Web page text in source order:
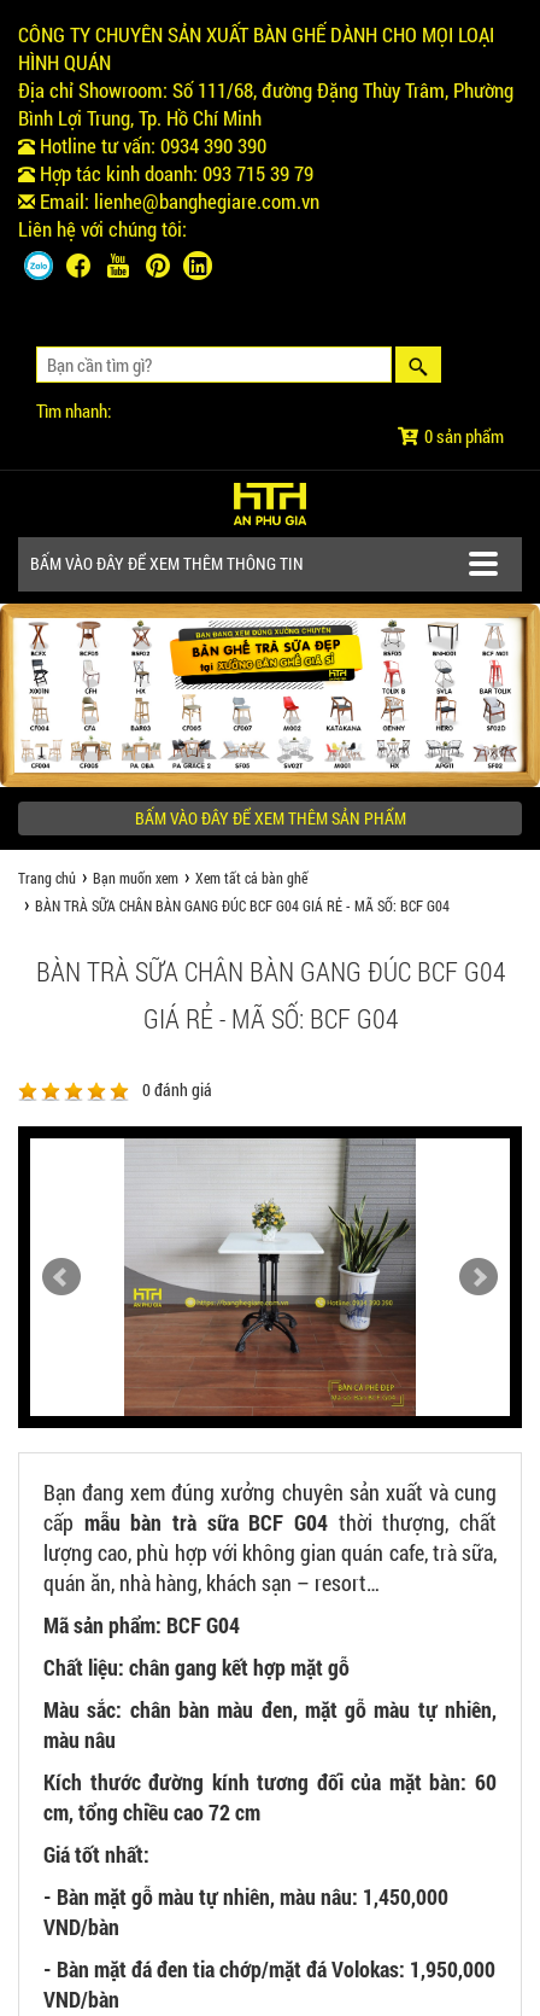
CÔNG TY CHUYÊN SẢN XUẤT BÀN GHẾ DÀNH CHO MỌI LOẠI
HÌNH QUÁN
Địa chỉ Showroom: Số 111/68, đường Đặng Thùy Trâm, Phường
Bình Lợi Trung, Tp. Hồ Chí Minh
Hotline tư vấn: 0934 390 390
Hợp tác kinh doanh: 093 715 39 79
Email: lienhe@banghegiare.com.vn
Liên hệ với chúng tôi:
Tìm nhanh:
0 sản phẩm
BẤM VÀO ĐÂY ĐỂ XEM THÊM THÔNG TIN
SẢN PHẨM
CÔNG TRÌNH
KHÁCH HÀNG NÊN BIẾT
BẤM VÀO ĐÂY ĐỂ XEM THÊM SẢN PHẨM
Trang chủ Bạn muốn xem
Xem tất cả bàn ghế
BÀN TRÀ SỮA CHÂN BÀN GANG ĐÚC BCF G04 GIÁ RẺ - MÃ SỐ: BCF G04
BÀN TRÀ SỮA CHÂN BÀN GANG ĐÚC BCF G04
GIÁ RẺ - MÃ SỐ: BCF G04
0đánh giá
Bạn đang xem đúng xưởng chuyên sản xuất và cung
cấp mẫu bàn trà sữa BCF G04 thời thượng, chất
lượng cao, phù hợp với không gian quán cafe, trà sữa,
quán ăn, nhà hàng, khách sạn – resort…
Mã sản phẩm: BCF G04
Chất liệu: chân gang kết hợp mặt gỗ
Màu sắc: chân bàn màu đen, mặt gỗ màu tự nhiên,
màu nâu
Kích thước đường kính tương đối của mặt bàn: 60
cm, tổng chiều cao 72 cm
Giá tốt nhất:
- Bàn mặt gỗ màu tự nhiên, màu nâu: 1,450,000
VND/bàn
- Bàn mặt đá đen tia chớp/mặt đá Volokas: 1,950,000
VND/bàn